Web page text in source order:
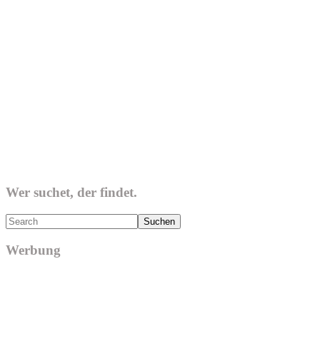
Wer suchet, der findet.
Search
Werbung